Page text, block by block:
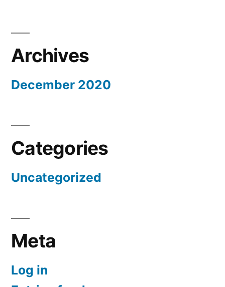
Archives
December 2020
Categories
Uncategorized
Meta
Log in